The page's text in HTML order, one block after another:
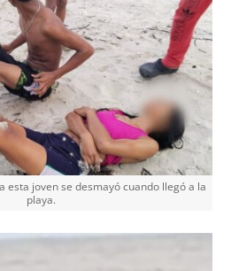
esta joven se desmayó cuando llegó a la
playa.